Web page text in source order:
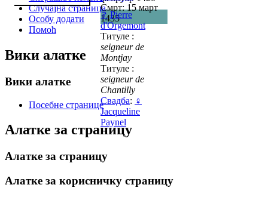
Смрт: 15 март
1435
♂ Pierre
d'Orgemont
Титуле :
seigneur de
Montjay
Титуле :
seigneur de
Chantilly
Свадба: ♀
Jacqueline
Paynel
Случајна страница
Особу додати
Помоћ
Вики алатке
Вики алатке
Посебне странице
Алатке за страницу
Алатке за страницу
Алатке за корисничку страницу